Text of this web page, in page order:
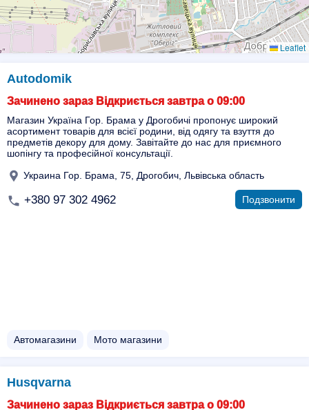
Leaflet
Autodomik
Зачинено зараз Відкриється завтра о 09:00
Магазин Україна Гор. Брама у Дрогобичі пропонує широкий
асортимент товарів для всієї родини, від одягу та взуття до
предметів декору для дому. Завітайте до нас для приємного
шопінгу та професійної консультації.
Украина Гор. Брама, 75, Дрогобич, Львівська область
+380 97 302 4962 Подзвонити
Автомагазини Мото магазини
Husqvarna
Зачинено зараз Відкриється завтра о 09:00